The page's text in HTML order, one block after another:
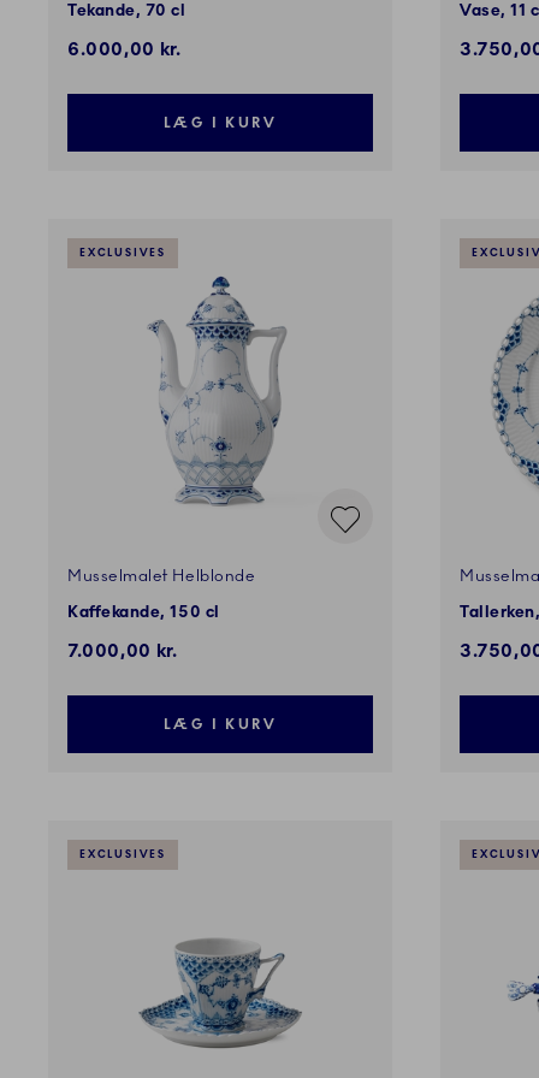
Tekande, 70 cl
6.000,00 kr.
LÆG I KURV
Vase, 11
EXCLUSIVES
Musselmalet Helblonde
Kaffekande, 150 cl
7.000,00 kr.
LÆG I KURV
EXCLUSIVES